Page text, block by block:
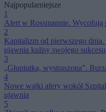
Najpopularniejsze
1
Alert w Rossmannie.
2
Kapitalizm od pierwszego dnia.
ujawnia kulisy swojego sukcesu
3
„Głupiutka, wystraszona”.
4
Nowe wątki afery wokół
ujawnia
5